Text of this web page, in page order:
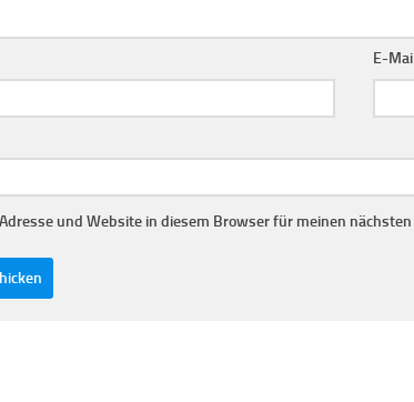
E-
und Website in diesem Browser für meinen